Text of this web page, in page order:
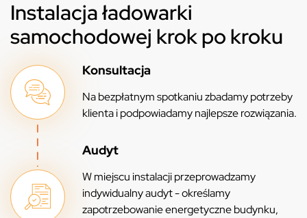
Instalacja ładowarki
samochodowej krok po kroku
Konsultacja
Na bezpłatnym spotkaniu zbadamy potrzeby
klienta i podpowiadamy najlepsze rozwiązania.
Audyt
W miejscu instalacji przeprowadzamy
indywidualny audyt - określamy
zapotrzebowanie energetyczne budynku,